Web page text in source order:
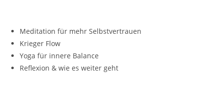
Meditation für mehr Selbstvertrauen
Krieger Flow
Yoga für innere Balance
Reflexion & wie es weiter geht